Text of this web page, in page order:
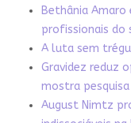
Bethânia
profissionais do
A luta sem
Gravidez reduz
mostra pesquisa
August Nimtz